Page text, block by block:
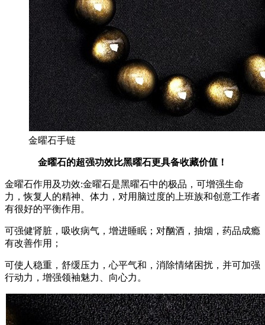
金曜石手链
金曜石的超强功效比黑曜石更具备收藏价值！
金曜石作用及功效:金曜石是黑曜石中的极品，可增强生命
力，恢复人的精神、体力，对用脑过度的上班族和创意工作者
有很好的平衡作用。
可强健肾脏，吸收病气，增进睡眠；对酗酒，抽烟，药品成瘾
有改善作用；
可使人稳重，舒缓压力，心平气和，消除情绪困扰，并可加强
行动力，增强领袖魅力、向心力。